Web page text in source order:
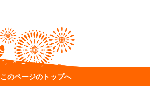
このページのトップへ